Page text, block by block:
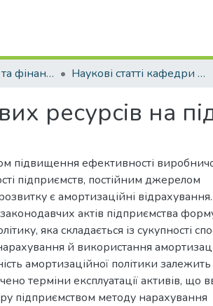
Кафедра обліку та фінансів (Кафедра О та Ф) Наукові статті кафедри О та Ф
ресурсів на
підвищення ефективності
підприємств, постійним джерелом
є амортизаційні відрахування.
актів підприємства
яка складається із сукупності
й використання
амортизаційної політики залежить
терміни експлуатації активів, що
підприємством методу нарахування